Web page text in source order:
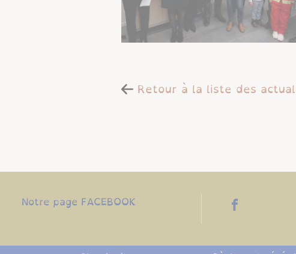
Retour à la liste des
Notre page FACEBOOK